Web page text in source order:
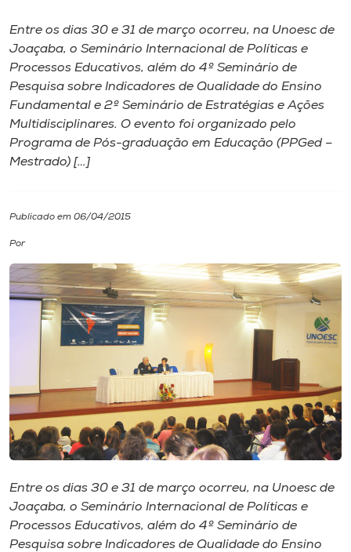
Internacionalização
I.nova
Diplomados
Biblioteca
Editora
Rádio
Museu
Unoesc
Store
Entre os dias 30 e 31 de março ocorreu, na Unoesc de
Joaçaba, o Seminário Internacional de Políticas e
Processos Educativos, além do 4º Seminário de
Pesquisa sobre Indicadores de Qualidade do Ensino
Fundamental e 2º Seminário de Estratégias e Ações
Multidisciplinares. O evento foi organizado pelo
Programa de Pós-graduação em Educação (PPGed –
Mestrado) […]
Publicado em 06/04/2015
Por
Entre os dias 30 e 31 de março ocorreu, na Unoesc de
Joaçaba, o Seminário Internacional de Políticas e
Processos Educativos, além do 4º Seminário de
Pesquisa sobre Indicadores de Qualidade do Ensino